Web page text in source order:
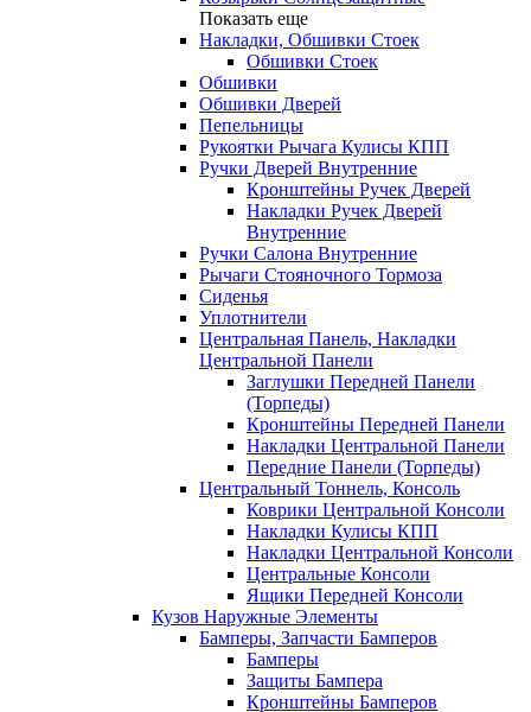
Показать еще
Накладки, Обшивки Стоек
Обшивки Стоек
Обшивки
Обшивки Дверей
Пепельницы
Рукоятки Рычага Кулисы КПП
Ручки Дверей Внутренние
Кронштейны Ручек Дверей
Накладки Ручек Дверей
Внутренние
Ручки Салона Внутренние
Рычаги Стояночного Тормоза
Сиденья
Уплотнители
Центральная Панель, Накладки
Центральной Панели
Заглушки Передней Панели
(Торпеды)
Кронштейны Передней Панели
Накладки Центральной Панели
Передние Панели (Торпеды)
Центральный Тоннель, Консоль
Коврики Центральной Консоли
Накладки Кулисы КПП
Накладки Центральной Консоли
Центральные Консоли
Ящики Передней Консоли
Кузов Наружные Элементы
Бамперы, Запчасти Бамперов
Бамперы
Защиты Бампера
Кронштейны Бамперов